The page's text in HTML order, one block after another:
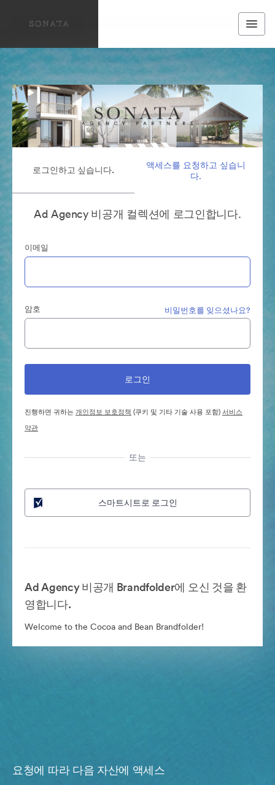
로그인하고 싶습니다.
액세스를 요청하고 싶습니
다.
Ad Agency 비공개 컬렉션에 로그인합니다.
이메일
암호 비밀번호를 잊으셨나요?
진행하면 귀하는개인정보 보호정책 (쿠키 및 기타 기술 사용 포함)서비스
약관
또는
스마트시트로 로그인
Ad Agency 비공개 Brandfolder에 오신 것을 환
영합니다.
Welcome to the Cocoa and Bean Brandfolder!
요청에 따라 다음 자산에 액세스